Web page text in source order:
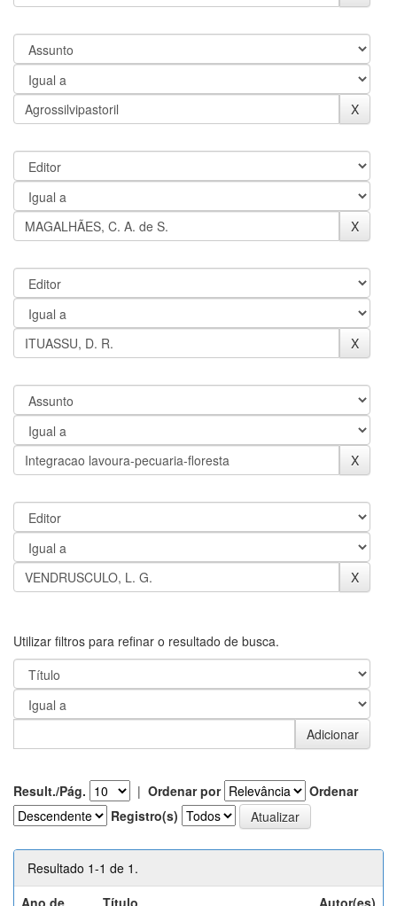
Utilizar filtros para refinar o resultado de busca.
Result./Pág. | Ordenar por
Ordenar
Registro(s)
Resultado 1-1 de 1.
Ano de
Título Autor(es)